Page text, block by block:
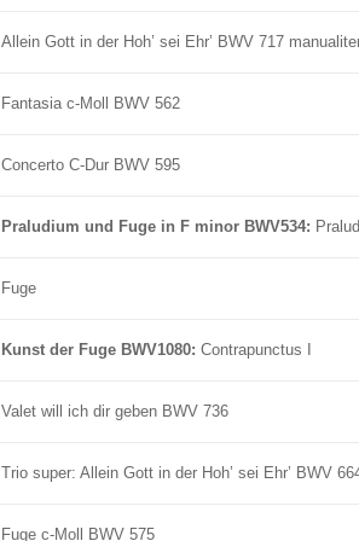
Allein Gott in der Hoh’ sei Ehr’ BWV 717
Fantasia c-Moll BWV 562
Concerto C-Dur BWV 595
Praludium und Fuge in F minor BWV534:
Fuge
Kunst der Fuge BWV1080: Contrapunctus I
Valet will ich dir geben BWV 736
Trio super: Allein Gott in der Hoh’ sei Ehr’ BWV
Fuge c-Moll BWV 575